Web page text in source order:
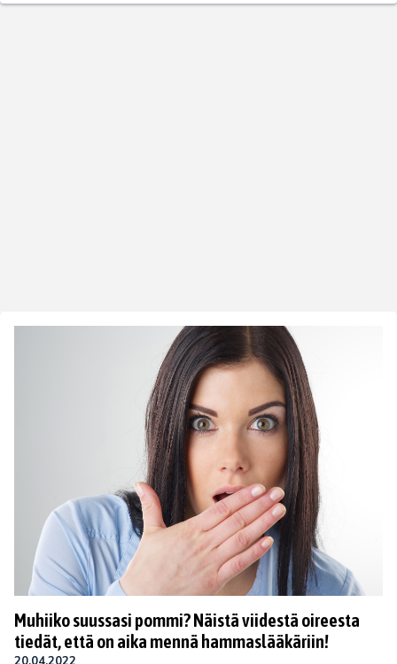
Muhiiko suussasi pommi? Näistä viidestä oireesta
tiedät, että on aika mennä hammaslääkäriin!